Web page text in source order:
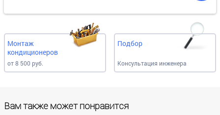
Монтаж
кондиционеров
от 8 500 руб.
Подбор
Консультация инженера
Вам также может понравится